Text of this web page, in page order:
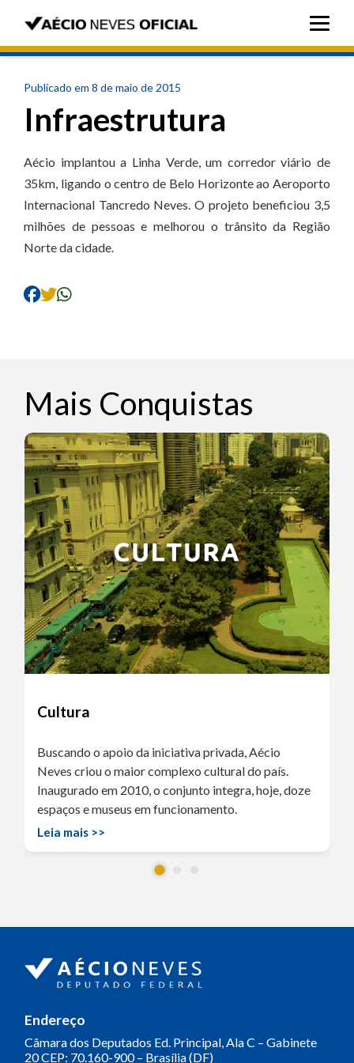
Publicado em 8 de maio de 2015
Infraestrutura
Aécio implantou a Linha Verde, um corredor viário de
35km, ligando o centro de Belo Horizonte ao Aeroporto
Internacional Tancredo Neves. O projeto beneficiou 3,5
milhões de pessoas e melhorou o trânsito da Região
Norte da cidade.
Mais Conquistas
Cultura
Buscando o apoio da iniciativa privada, Aécio
Neves criou o maior complexo cultural do país.
Inaugurado em 2010, o conjunto integra, hoje, doze
espaços e museus em funcionamento.
Leia mais >>
Endereço
Câmara dos Deputados Ed. Principal, Ala C – Gabinete
20CEP: 70.160-900 – Brasília (DF)